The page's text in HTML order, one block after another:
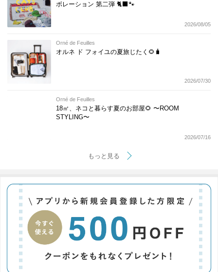
ボレーション 第二弾 🐈‍⬛🐾
2026/08/05
Orné de Feuilles
オルネ ド フォイユの夏旅じたく🌻🧳
2026/07/30
Orné de Feuilles
18㎡、ネコと暮らす夏のお部屋🌻 〜ROOM
STYLING〜
2026/07/16
もっと見る